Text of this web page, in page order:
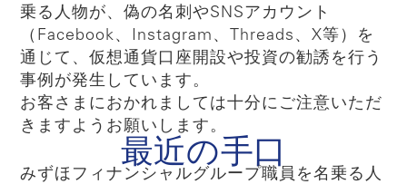
乗る人物が、偽の名刺やSNSアカウント
（Facebook、Instagram、Threads、X等）を
通じて、仮想通貨口座開設や投資の勧誘を行う
事例が発生しています。
お客さまにおかれましては十分にご注意いただ
きますようお願いします。
最近の手口
みずほフィナンシャルグループ職員を名乗る人